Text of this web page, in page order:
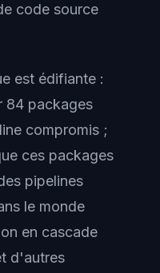
code source
est édifiante :
84 packages
compromis ;
ces packages
pipelines
le monde
en cascade
d'autres